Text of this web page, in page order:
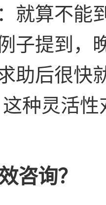
就算不能
子提到，
助后很快
这种灵活
咨询？